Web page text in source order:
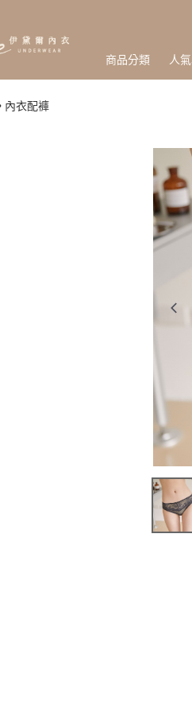
商品分類 人
內衣配褲